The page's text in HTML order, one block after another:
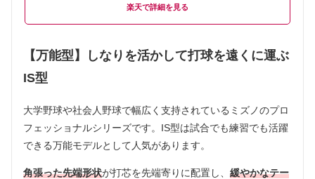
楽天
【万能型】しなりを活かして打球を遠くに運ぶ
IS型
大学野球や社会人野球で幅広く支持されているミズノのプロ
フェッショナルシリーズです。IS型は試合でも練習でも活躍
できる万能モデルとして人気があります。
角張った先端形状が打芯を先端寄りに配置し、 緩やかなテー